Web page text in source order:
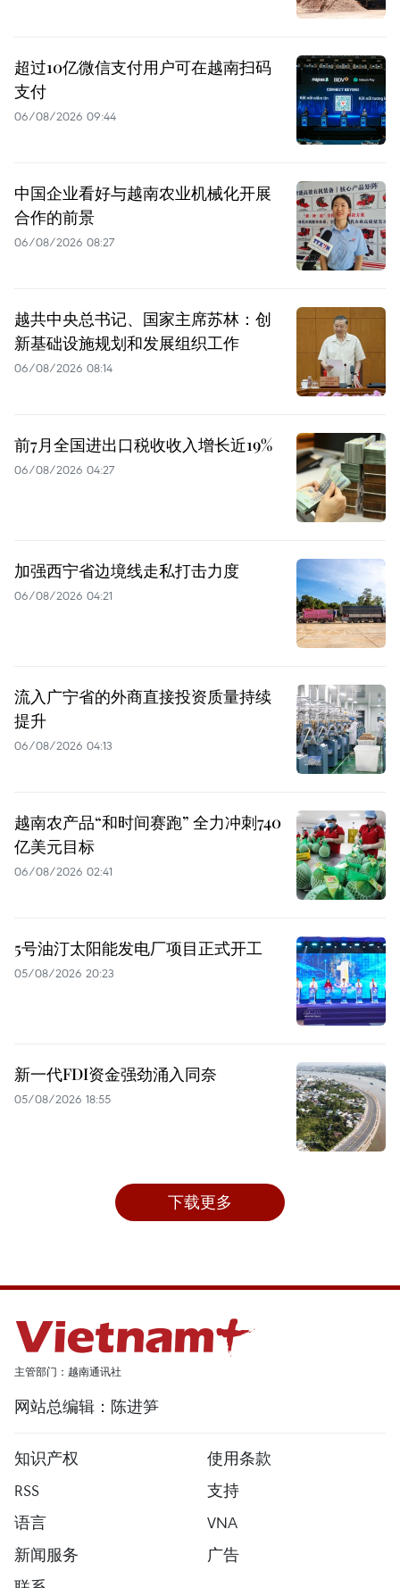
超过10亿微信支付用户可在越南扫码
支付
06/08/2026 09:44
中国企业看好与越南农业机械化开展
合作的前景
06/08/2026 08:27
越共中央总书记、国家主席苏林：创
新基础设施规划和发展组织工作
06/08/2026 08:14
前7月全国进出口税收收入增长近19%
06/08/2026 04:27
加强西宁省边境线走私打击力度
06/08/2026 04:21
流入广宁省的外商直接投资质量持续
提升
06/08/2026 04:13
越南农产品“和时间赛跑” 全力冲刺740
亿美元目标
06/08/2026 02:41
5号油汀太阳能发电厂项目正式开工
05/08/2026 20:23
新一代FDI资金强劲涌入同奈
05/08/2026 18:55
下载更多
主管部门：越南通讯社
网站总编辑：陈进笋
知识产权
使用条款
RSS
支持
语言
VNA
新闻服务
广告